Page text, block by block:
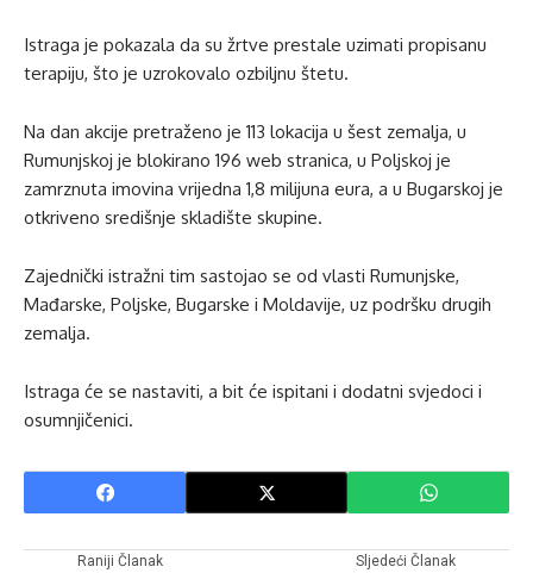
Istraga je pokazala da su žrtve prestale uzimati propisanu
terapiju, što je uzrokovalo ozbiljnu štetu.
Na dan akcije pretraženo je 113 lokacija u šest zemalja, u
Rumunjskoj je blokirano 196 web stranica, u Poljskoj je
zamrznuta imovina vrijedna 1,8 milijuna eura, a u Bugarskoj je
otkriveno središnje skladište skupine.
Zajednički istražni tim sastojao se od vlasti Rumunjske,
Mađarske, Poljske, Bugarske i Moldavije, uz podršku drugih
zemalja.
Istraga će se nastaviti, a bit će ispitani i dodatni svjedoci i
osumnjičenici.
Raniji Članak Sljedeći Članak